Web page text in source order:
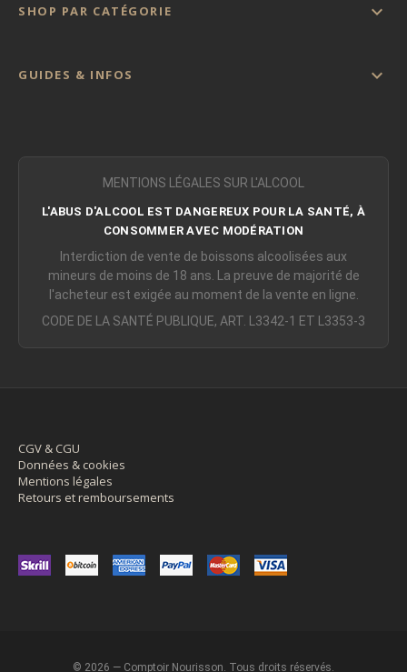
SHOP PAR CATÉGORIE 
GUIDES & INFOS 
MENTIONS LÉGALES SUR L'ALCOOL
L'ABUS D'ALCOOL EST DANGEREUX POUR LA SANTÉ, À
CONSOMMER AVEC MODÉRATION
Interdiction de vente de boissons alcoolisées aux
mineurs de moins de 18 ans. La preuve de majorité de
l'acheteur est exigée au moment de la vente en ligne.
CODE DE LA SANTÉ PUBLIQUE, ART. L3342-1 ET L3353-3
CGV & CGU
Données & cookies
Mentions légales
Retours et remboursements
© 2026 — Comptoir Nourisson. Tous droits réservés.